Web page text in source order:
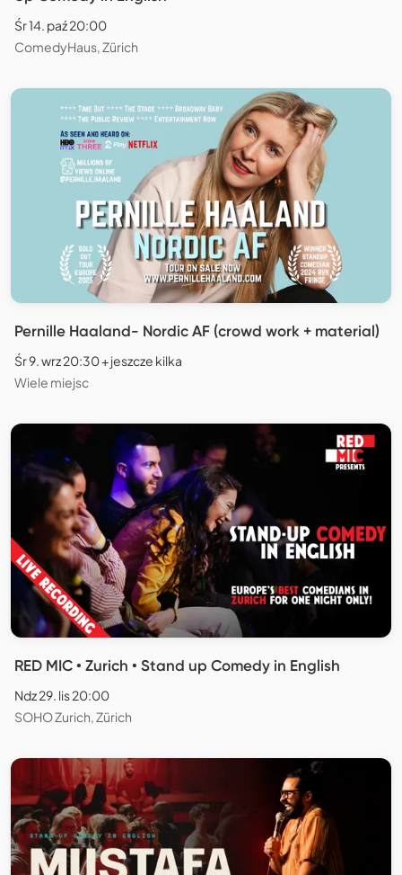
Śr 14. paź 20:00
ComedyHaus, Zürich
Pernille Haaland- Nordic AF (crowd work + material)
Śr 9. wrz 20:30 + jeszcze kilka
Wiele miejsc
RED MIC • Zurich • Stand up Comedy in English
Ndz 29. lis 20:00
SOHO Zurich, Zürich